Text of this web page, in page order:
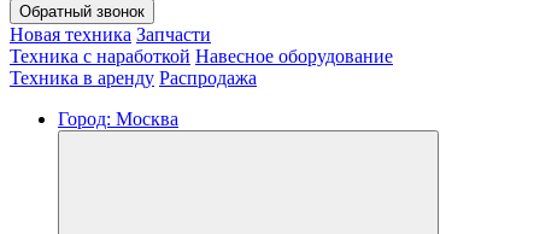
Обратный звонок
Новая техника Запчасти
Техника с наработкой Навесное оборудование
Техника в аренду Распродажа
Город: Москва